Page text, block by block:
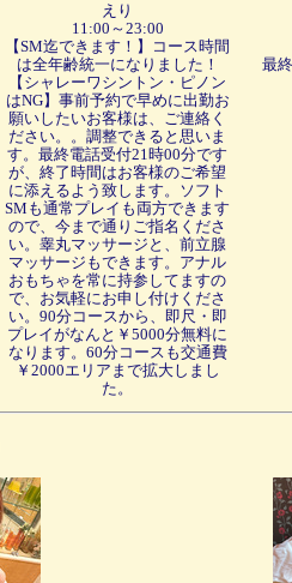
えり
11:00～23:00
【SM迄できます！】コース時間
は全年齢統一になりました！
【シャレーワシントン・ピノン
はNG】事前予約で早めに出勤お
願いしたいお客様は、ご連絡く
ださい。。調整できると思いま
す。最終電話受付21時00分です
が、終了時間はお客様のご希望
に添えるよう致します。ソフト
SMも通常プレイも両方できます
ので、今まで通りご指名くださ
い。睾丸マッサージと、前立腺
マッサージもできます。アナル
おもちゃを常に持参してますの
で、お気軽にお申し付けくださ
い。90分コースから、即尺・即
プレイがなんと￥5000分無料に
なります。60分コースも交通費
￥2000エリアまで拡大しまし
た。
最